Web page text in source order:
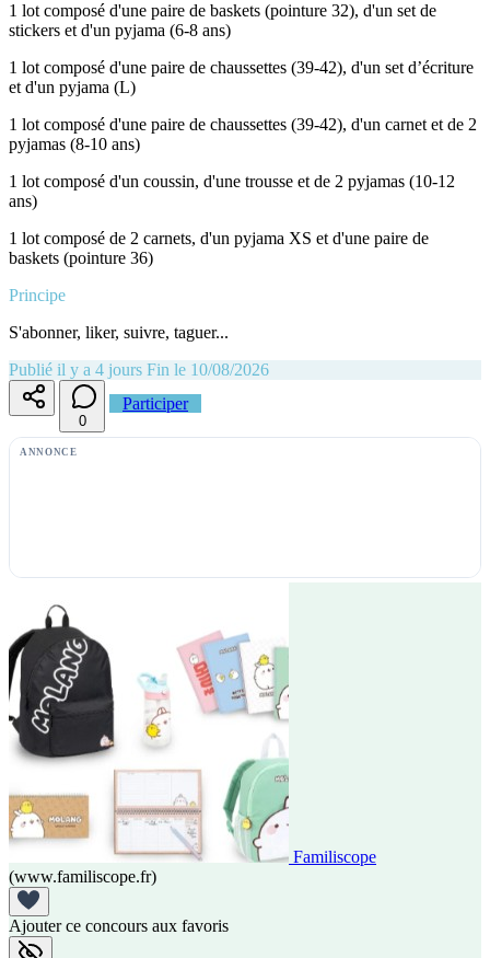
1 lot composé d'une paire de baskets (pointure 32), d'un set de
stickers et d'un pyjama (6-8 ans)
1 lot composé d'une paire de chaussettes (39-42), d'un set d’écriture
et d'un pyjama (L)
1 lot composé d'une paire de chaussettes (39-42), d'un carnet et de 2
pyjamas (8-10 ans)
1 lot composé d'un coussin, d'une trousse et de 2 pyjamas (10-12
ans)
1 lot composé de 2 carnets, d'un pyjama XS et d'une paire de
baskets (pointure 36)
Principe
S'abonner, liker, suivre, taguer...
Publié il y a 4 jours Fin le 10/08/2026
0
Participer
ANNONCE
Familiscope
(www.familiscope.fr)
Ajouter ce concours aux favoris